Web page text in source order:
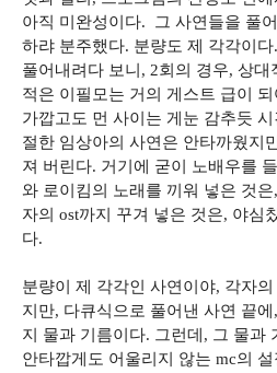
아직 미완성이다. 그 사연들을 풀
하랴 분주했다. 분량도 제 각각이
풀어내려다 보니, 2회의 경우, 상대
적은 이필모는 거의 게스트 급이
가깝고도 먼 사이는 게눈 감추듯
절한 임상아의 사연은 안타까웠지
져 버린다. 거기에 굳이 노배우를
와 로이킴의 노래를 끼워 넣은 것
자의 ost까지 꾸겨 넣은 것은, 야심
다.
분량이 제 각각인 사연이야, 각자
지만, 다큐식으로 풀어낸 사연 끝
지 물과 기름이다. 그런데, 그 물과
안타깝게도 어울리지 않는 mc의